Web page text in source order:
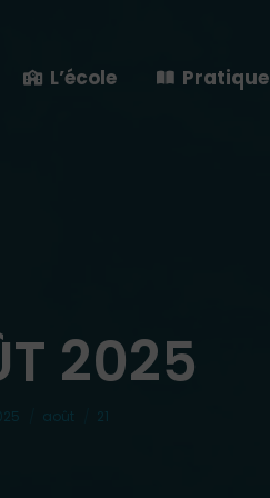
L’école Pratique
2025
ici :
août 21